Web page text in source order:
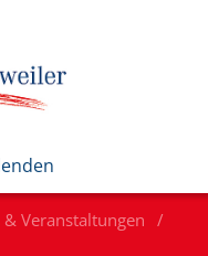
Veranstaltungen